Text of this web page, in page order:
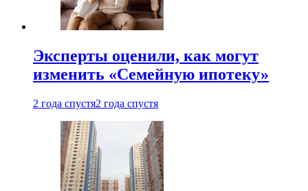
Эксперты оценили, как могут
изменить «Семейную ипотеку»
2 года спустя2 года спустя